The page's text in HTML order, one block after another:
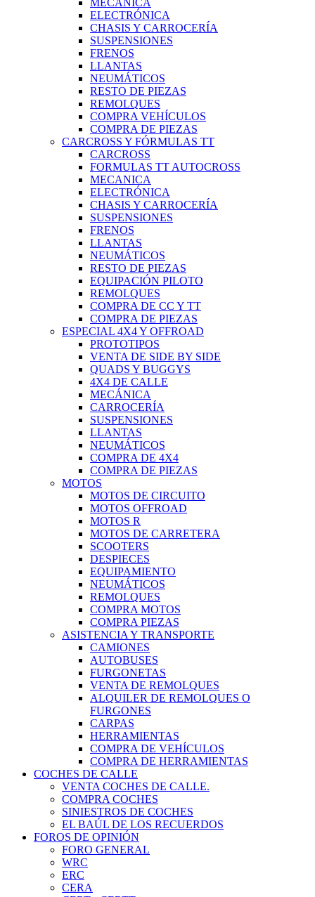
MECÁNICA
ELECTRÓNICA
CHASIS Y CARROCERÍA
SUSPENSIONES
FRENOS
LLANTAS
NEUMÁTICOS
RESTO DE PIEZAS
REMOLQUES
COMPRA VEHÍCULOS
COMPRA DE PIEZAS
CARCROSS Y FÓRMULAS TT
CARCROSS
FORMULAS TT AUTOCROSS
MECANICA
ELECTRÓNICA
CHASIS Y CARROCERÍA
SUSPENSIONES
FRENOS
LLANTAS
NEUMÁTICOS
RESTO DE PIEZAS
EQUIPACIÓN PILOTO
REMOLQUES
COMPRA DE CC Y TT
COMPRA DE PIEZAS
ESPECIAL 4X4 Y OFFROAD
PROTOTIPOS
VENTA DE SIDE BY SIDE
QUADS Y BUGGYS
4X4 DE CALLE
MECÁNICA
CARROCERÍA
SUSPENSIONES
LLANTAS
NEUMÁTICOS
COMPRA DE 4X4
COMPRA DE PIEZAS
MOTOS
MOTOS DE CIRCUITO
MOTOS OFFROAD
MOTOS R
MOTOS DE CARRETERA
SCOOTERS
DESPIECES
EQUIPAMIENTO
NEUMÁTICOS
REMOLQUES
COMPRA MOTOS
COMPRA PIEZAS
ASISTENCIA Y TRANSPORTE
CAMIONES
AUTOBUSES
FURGONETAS
VENTA DE REMOLQUES
ALQUILER DE REMOLQUES O
FURGONES
CARPAS
HERRAMIENTAS
COMPRA DE VEHÍCULOS
COMPRA DE HERRAMIENTAS
COCHES DE CALLE
VENTA COCHES DE CALLE.
COMPRA COCHES
SINIESTROS DE COCHES
EL BAÚL DE LOS RECUERDOS
FOROS DE OPINIÓN
FORO GENERAL
WRC
ERC
CERA